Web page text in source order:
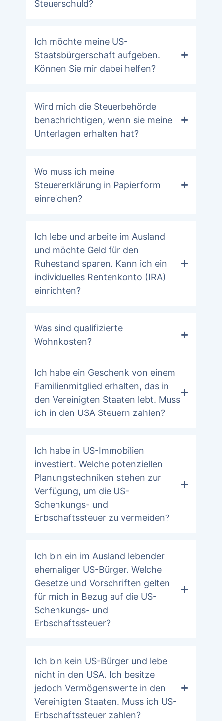
Steuerschuld?
Ich möchte meine US-
Staatsbürgerschaft aufgeben.
Können Sie mir dabei helfen?
Wird mich die Steuerbehörde
benachrichtigen, wenn sie meine
Unterlagen erhalten hat?
Wo muss ich meine
Steuererklärung in Papierform
einreichen?
Ich lebe und arbeite im Ausland
und möchte Geld für den
Ruhestand sparen. Kann ich ein
individuelles Rentenkonto (IRA)
einrichten?
Was sind qualifizierte
Wohnkosten?
Ich habe ein Geschenk von einem
Familienmitglied erhalten, das in
den Vereinigten Staaten lebt. Muss
ich in den USA Steuern zahlen?
Ich habe in US-Immobilien
investiert. Welche potenziellen
Planungstechniken stehen zur
Verfügung, um die US-
Schenkungs- und
Erbschaftssteuer zu vermeiden?
Ich bin ein im Ausland lebender
ehemaliger US-Bürger. Welche
Gesetze und Vorschriften gelten
für mich in Bezug auf die US-
Schenkungs- und
Erbschaftssteuer?
Ich bin kein US-Bürger und lebe
nicht in den USA. Ich besitze
jedoch Vermögenswerte in den
Vereinigten Staaten. Muss ich US-
Erbschaftssteuer zahlen?